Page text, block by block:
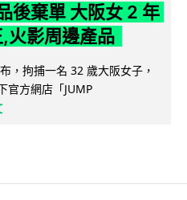
後棄單 大阪女 2 年
火影周邊產品
，拘捕一名 32 歲大阪女子，
官方網店「JUMP